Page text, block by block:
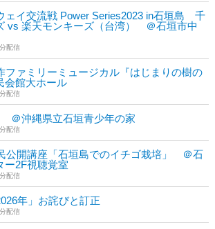
ェイ交流戦 Power Series2023 in石垣島 千
vs 楽天モンキーズ（台湾） ＠石垣市中
配信
ァミリーミュージカル『はじまりの樹の
館大ホール
配信
＠沖縄県立石垣青少年の家
配信
公開講座「石垣島でのイチゴ栽培」 ＠石
ー2F視聴覚室
配信
年」お詫びと訂正
配信